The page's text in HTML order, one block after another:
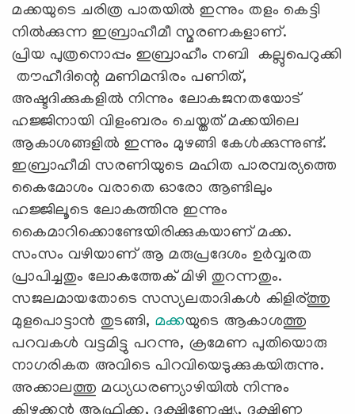
മക്കയുടെ ചരിത്ര പാതയിൽ ഇന്നും തളം കെട്ടി
നിൽക്കുന്ന ഇബ്രാഹീമീ സ്മരണകളാണ്.
പ്രിയ പുത്രനൊപ്പം ഇബ്രാഹീം നബി കല്ലുപെറുക്കി
തൗഹീദിന്റെ മണിമന്ദിരം പണിത്,
അഷ്ടദിക്കുകളിൽ നിന്നും ലോകജനതയോട്
ഹജ്ജിനായി വിളംബരം ചെയ്തത് മക്കയിലെ
ആകാശങ്ങളിൽ ഇന്നും മുഴങ്ങി കേൾക്കുന്നുണ്ട്.
ഇബ്രാഹീമി സരണിയുടെ മഹിത പാരമ്പര്യത്തെ
കൈമോശം വരാതെ ഓരോ ആണ്ടിലും
ഹജ്ജിലൂടെ ലോകത്തിനു ഇന്നും
കൈമാറിക്കൊണ്ടേയിരിക്കുകയാണ് മക്ക.
സംസം വഴിയാണ് ആ മരുപ്രദേശം ഉർവ്വരത
പ്രാപിച്ചതും ലോകത്തേക് മിഴി തുറന്നതും.
സജലമായതോടെ സസ്യലതാദികൾ കിളിര്ത്തു
മുളപൊട്ടാൻ തുടങ്ങി, മക്കയുടെ ആകാശത്തു
പറവകൾ വട്ടമിട്ടു പറന്നു, ക്രമേണ പുതിയൊരു
നാഗരികത അവിടെ പിറവിയെടുക്കുകയിരുന്നു.
അക്കാലത്തു മധ്യധരണ്യാഴിയിൽ നിന്നും